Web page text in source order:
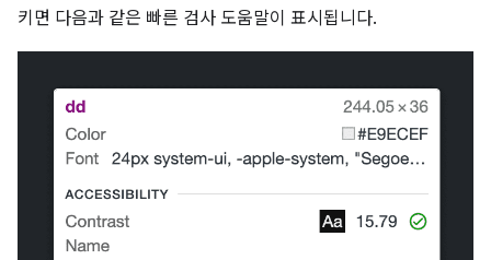
키면 다음과 같은 빠른 검사 도움말이 표시됩니다.